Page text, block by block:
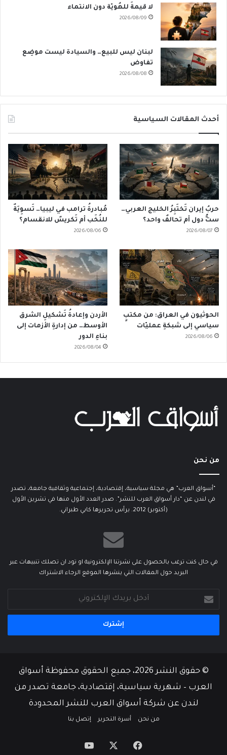
لا قيمةَ للهُويّة دون الانتماء
2026/08/09
لبنان ليس للبيع… والسيادة ليست موضِع
تفاوض
2026/08/08
أحدث المقالات السياسية
حربُ إيران تَختَبِرُ الخليج العربي…
ستُّ دول أم تحالفٌ واحد؟
2026/08/07
مُبادرةُ ترامب في ليبيا… تَسوِيَةٌ
للنُخَب أم تَكريسٌ للانقسام؟
2026/08/06
الحوثيون في العراق: من مكتبٍ
سياسي إلى شبكةِ عمليّات
2026/08/06
الأردن وإعادةُ تَشكيلِ الشرق
الأوسط… من إدارةِ الأزمات إلى
بناءِ الدور
2026/08/04
من نحن
“أسواق العرب” هي مجلة سياسية، إقتصادية، إجتماعية وثقافية جامعة، تصدر
في لندن عن “دار أسواق العرب للنشر”. صدر العدد الأول منها في تشرين الأول
(أكتوبر) 2012. يرأس تحريرها كابي طبراني.
في حال كنت ترغب بالحصول على نشرتنا الإلكترونية او تود ان تصلك تنبيهات عبر
البريد حول المقالات التي ينشرها الموقع الرجاء الاشتراك
بريدك
الإلكتروني
© حقوق النشر 2026، جميع الحقوق محفوظة أسواق
العرب – شهرية سياسية، إقتصادية، جامعة تصدر من
لندن عن شركة أسواق العرب للنشر المحدودة
من نحن أسرة التحرير إتصل بنا
فيسبوك ‫YouTube